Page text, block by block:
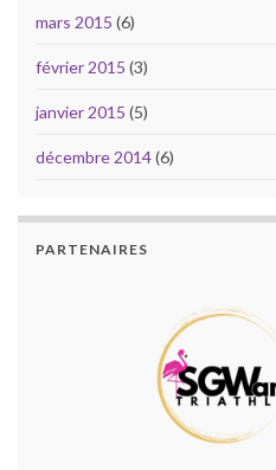
mars 2015 (6)
février 2015 (3)
janvier 2015 (5)
décembre 2014(6)
PARTENAIRES